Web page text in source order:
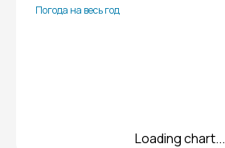
Погода на весь год
Loading chart...